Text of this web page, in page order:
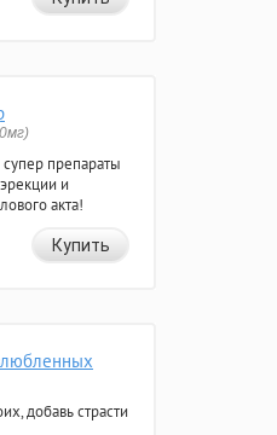
препараты
и
акта!
Купить
добавь страсти